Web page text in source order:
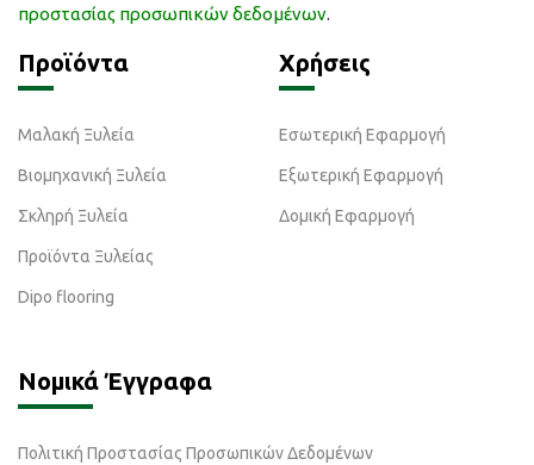
προστασίας προσωπικών δεδομένων.
Προϊόντα
Μαλακή Ξυλεία
Βιομηχανική Ξυλεία
Σκληρή Ξυλεία
Προϊόντα Ξυλείας
Dipo flooring
Χρήσεις
Εσωτερική Εφαρμογή
Εξωτερική Εφαρμογή
Δομική Εφαρμογή
Νομικά Έγγραφα
Πολιτική Προστασίας Προσωπικών Δεδομένων